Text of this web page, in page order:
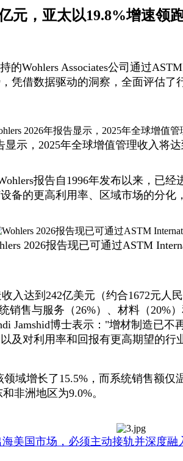
元，亚太以19.8%增速领
Wohlers Associates公司通过
凭借数据驱动的洞察，全面评估了
显示，2025年全球增值管理收入将
报告自1996年发布以来，已经
备的更高利用率、区域市场的分化
2026报告现已可通过ASTM
达到242亿美元（约合1672元人
销售与服务（26%）、材料（
Jamshid博士表示："增材制造已
及对利用率和回报有更高期望的
域增长了15.5%，而系统销售额
非洲地区为9.0%。
美国市场，必须主动接轨并深度融